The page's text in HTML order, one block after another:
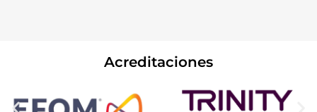
Acreditaciones